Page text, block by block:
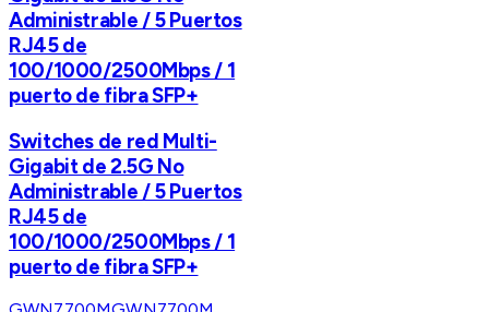
Administrable / 5 Puertos
RJ45 de
100/1000/2500Mbps / 1
puerto de fibra SFP+
Switches de red Multi-
Gigabit de 2.5G No
Administrable / 5 Puertos
RJ45 de
100/1000/2500Mbps / 1
puerto de fibra SFP+